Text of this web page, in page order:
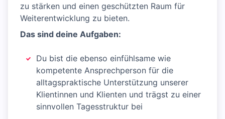
zu stärken und einen geschützten Raum für
Weiterentwicklung zu bieten.
Das sind deine Aufgaben:
Du bist die ebenso einfühlsame wie
kompetente Ansprechperson für die
alltagspraktische Unterstützung unserer
Klientinnen und Klienten und trägst zu einer
sinnvollen Tagesstruktur bei